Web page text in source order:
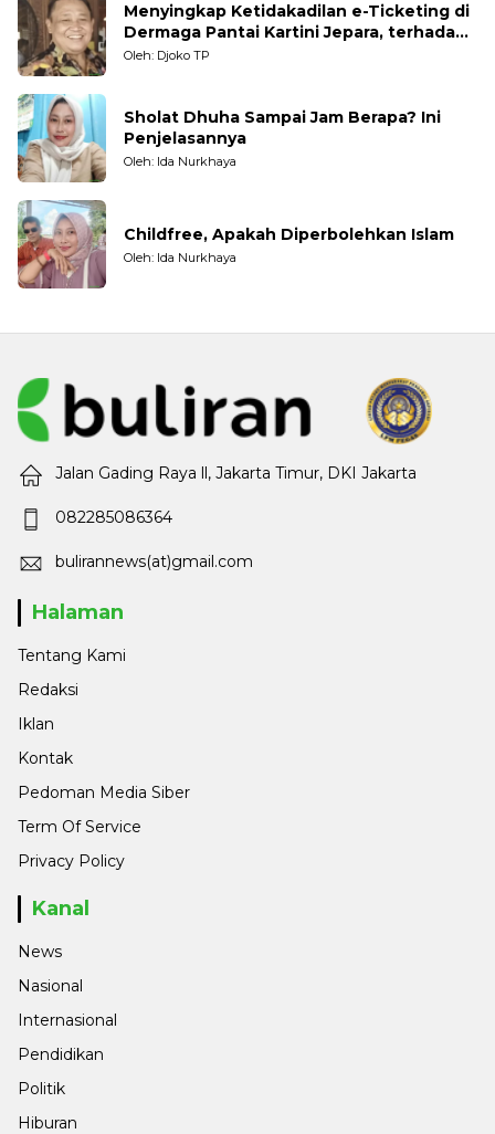
Menyingkap Ketidakadilan e-Ticketing di
Dermaga Pantai Kartini Jepara, terhadap
Nelayan Tradisional
Oleh: Djoko TP
Sholat Dhuha Sampai Jam Berapa? Ini
Penjelasannya
Oleh: Ida Nurkhaya
Childfree, Apakah Diperbolehkan Islam
Oleh: Ida Nurkhaya
Jalan Gading Raya ll, Jakarta Timur, DKI Jakarta
082285086364
bulirannews(at)gmail.com
Halaman
Tentang Kami
Redaksi
Iklan
Kontak
Pedoman Media Siber
Term Of Service
Privacy Policy
Kanal
News
Nasional
Internasional
Pendidikan
Politik
Hiburan